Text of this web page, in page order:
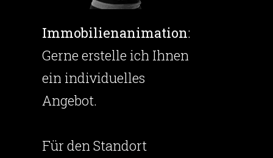
Immobilienanimation:
Gerne erstelle ich Ihnen
ein individuelles
Angebot.
Für den Standort